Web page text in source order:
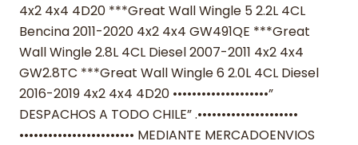
4x2 4x4 4D20 ***Great Wall Wingle 5 2.2L 4CL
Bencina 2011-2020 4x2 4x4 GW491QE ***Great
Wall Wingle 2.8L 4CL Diesel 2007-2011 4x2 4x4
GW2.8TC ***Great Wall Wingle 6 2.0L 4CL Diesel
2016-2019 4x2 4x4 4D20 ••••••••••••••••••••”
DESPACHOS A TODO CHILE” .•••••••••••••••••••••
•••••••••••••••••••••••• MEDIANTE MERCADOENVIOS